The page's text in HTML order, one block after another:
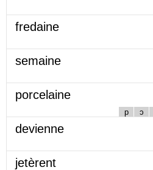
fredaine
semaine
porcelaine
p ɔ
devienne
jetèrent